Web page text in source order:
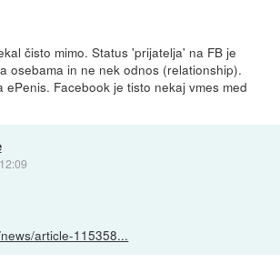
čisto mimo. Status 'prijatelja' na FB je
osebama in ne nek odnos (relationship).
ePenis. Facebook je tisto nekaj vmes med
article-115358...